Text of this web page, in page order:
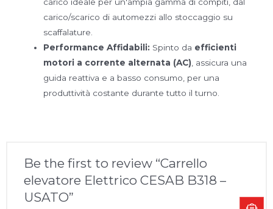
carico/scarico di automezzi allo stoccaggio su
scaffalature.
Performance Affidabili: Spinto da efficienti
motori a corrente alternata (AC) , assicura una
guida reattiva e a basso consumo, per una
produttività costante durante tutto il turno.
Be the first to review “Carrello
elevatore Elettrico CESAB B318 –
USATO”